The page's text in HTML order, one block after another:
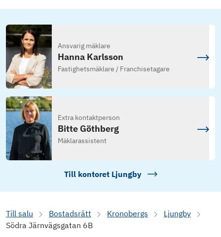
Ansvarig mäklare
Hanna Karlsson
Fastighetsmäklare / Franchisetagare
Extra kontaktperson
Bitte Göthberg
Mäklarassistent
Till kontoret Ljungby
Till salu Bostadsrätt Kronobergs
Ljungby
Södra Järnvägsgatan 6B